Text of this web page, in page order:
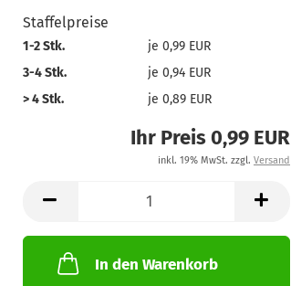
Staffelpreise
1-2 Stk.
je 0,99 EUR
3-4 Stk.
je 0,94 EUR
> 4 Stk.
je 0,89 EUR
Ihr Preis 0,99 EUR
inkl. 19% MwSt. zzgl. Versand
In den Warenkorb